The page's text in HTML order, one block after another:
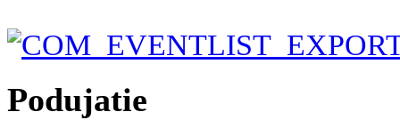
Podujatie